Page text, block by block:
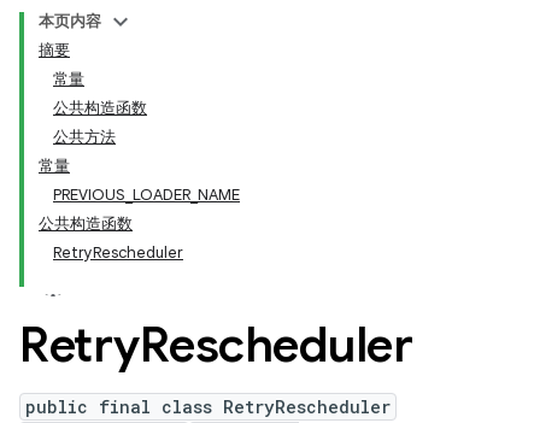
本页内容
摘要
常量
公共构造函数
公共方法
常量
PREVIOUS_LOADER_NAME
公共构造函数
RetryRescheduler
RetryRescheduler
public final class RetryRescheduler